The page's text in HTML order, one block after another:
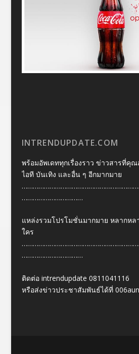
INTRENDUPDATE.COM
พร้อมอัพเดททุกเรื่องราว ข่าวสารที่คุณ
ไอที บันเทิง และอื่น ๆ อีกมากมาย
……………………………
แหล่งรวมโปรโมชั่นมากมาย หลากหล
ใคร
……………………………
ติดต่อ intrendupdate 0811041116
หรือส่งข่าวประชาสัมพันธ์ได้ที่